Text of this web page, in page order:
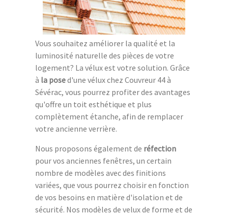
Vous souhaitez améliorer la qualité et la
luminosité naturelle des pièces de votre
logement? La vélux est votre solution. Grâce
à la posed'une vélux chez Couvreur 44 à
Sévérac, vous pourrez profiter des avantages
qu'offre un toit esthétique et plus
complètement étanche, afin de remplacer
votre ancienne verrière.
Nous proposons également de réfection
pour vos anciennes fenêtres, un certain
nombre de modèles avec des finitions
variées, que vous pourrez choisir en fonction
de vos besoins en matière d'isolation et de
sécurité. Nos modèles de velux de forme et de